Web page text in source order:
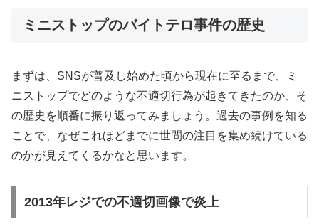
ミニストップのバイトテロ事件の歴史
まずは、SNSが普及し始めた頃から現在に至るまで、ミ
ニストップでどのような不適切行為が起きてきたのか、そ
の歴史を順番に振り返ってみましょう。過去の事例を知る
ことで、なぜこれほどまでに世間の注目を集め続けている
のかが見えてくるかなと思います。
2013年レジでの不適切画像で炎上